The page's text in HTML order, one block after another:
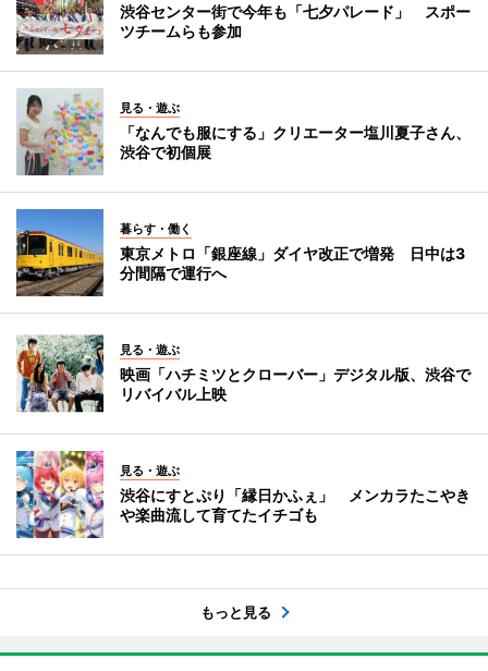
渋谷センター街で今年も「七夕パレード」 スポー
ツチームらも参加
見る・遊ぶ
「なんでも服にする」クリエーター塩川夏子さん、
渋谷で初個展
暮らす・働く
東京メトロ「銀座線」ダイヤ改正で増発 日中は3
分間隔で運行へ
見る・遊ぶ
映画「ハチミツとクローバー」デジタル版、渋谷で
リバイバル上映
見る・遊ぶ
渋谷にすとぷり「縁日かふぇ」 メンカラたこやき
や楽曲流して育てたイチゴも
もっと見る